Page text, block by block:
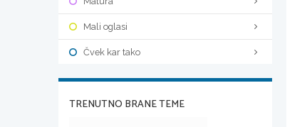
Mali oglasi
Čvek kar tako
TRENUTNO BRANE TEME